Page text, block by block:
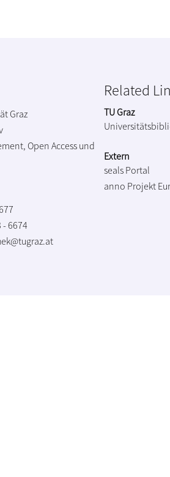
Graz
Open Access und
- 6674
Related
TU Graz
Extern
seals Portal
anno Projekt